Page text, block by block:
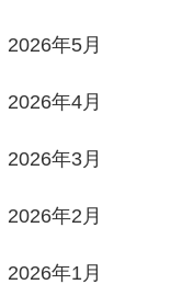
2026年5月
2026年4月
2026年3月
2026年2月
2026年1月